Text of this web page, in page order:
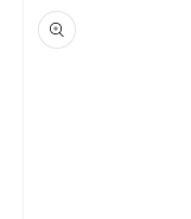
a la
información